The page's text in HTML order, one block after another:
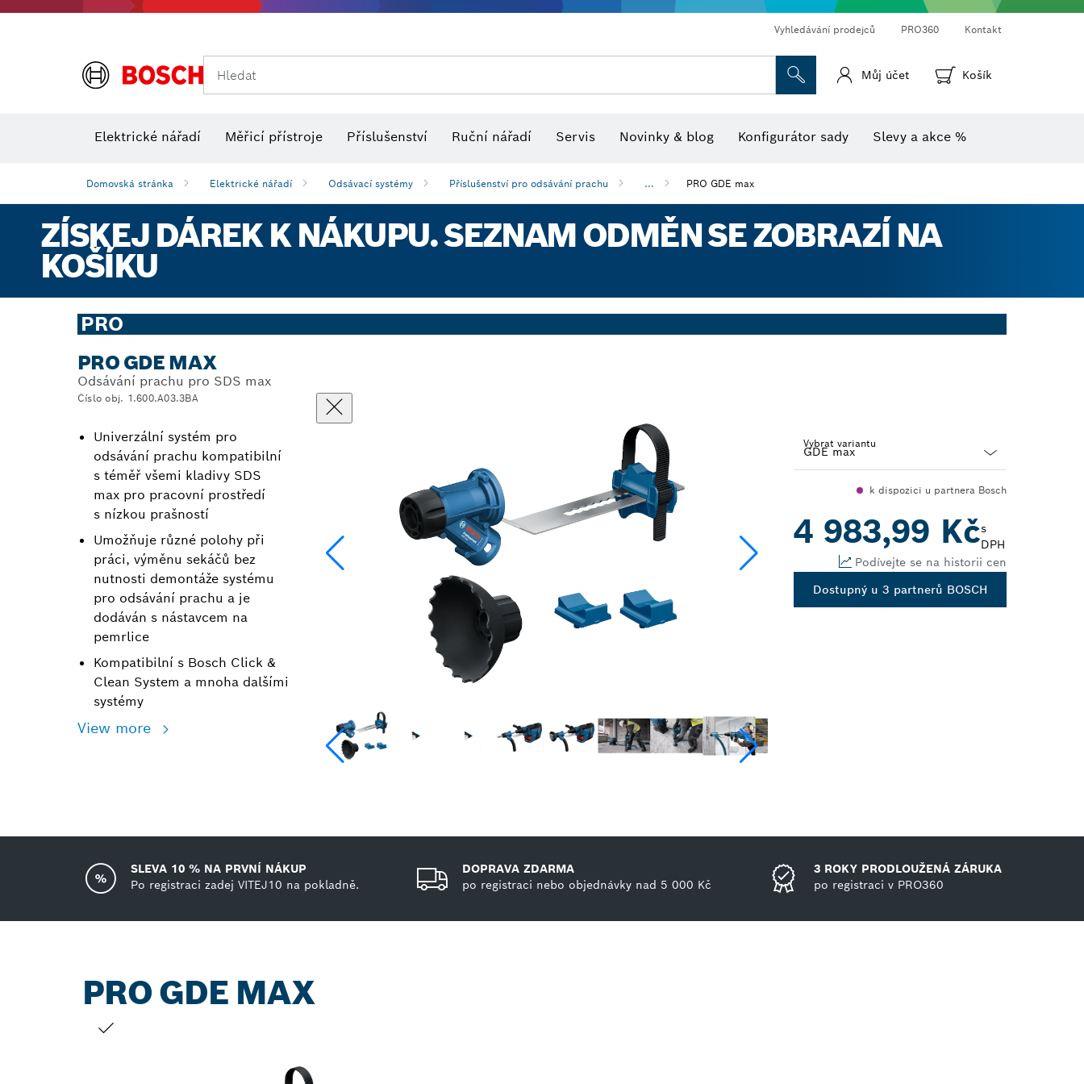
Vyhledávání prodejců PRO360 Kontakt
Hledat Můj účet Košík
Elektrické nářadí Měřicí přístroje Příslušenství Ruční nářadí Servis Novinky & blog Konfigurátor sady Slevy a akce %
Domovská stránka Elektrické nářadí Odsávací systémy Příslušenství pro odsávání prachu ... PRO GDE max
ZÍSKEJ DÁREK K NÁKUPU. SEZNAM ODMĚN SE ZOBRAZÍ NA
KOŠÍKU
PRO
PRO GDE MAX
Odsávání prachu pro SDS max
Číslo obj. 1.600.A03.3BA
Univerzální systém pro
odsávání prachu kompatibilní
s téměř všemi kladivy SDS
max pro pracovní prostředí
s nízkou prašností
Umožňuje různé polohy při
práci, výměnu sekáčů bez
nutnosti demontáže systému
pro odsávání prachu a je
dodáván s nástavcem na
pemrlice
Kompatibilní s Bosch Click &
Clean System a mnoha dalšími
systémy
View more
Vybrat variantu
k dispozici u partnera Bosch
4 983,99 Kčs
DPH
Podívejte se na historii cen
Dostupný u 3 partnerů BOSCH
SLEVA 10 % NA PRVNÍ NÁKUP
Po registraci zadej VITEJ10 na pokladně.
DOPRAVA ZDARMA
po registraci nebo objednávky nad 5 000 Kč
3 ROKY PRODLOUŽENÁ ZÁRUKA
po registraci v PRO360
PRO GDE MAX